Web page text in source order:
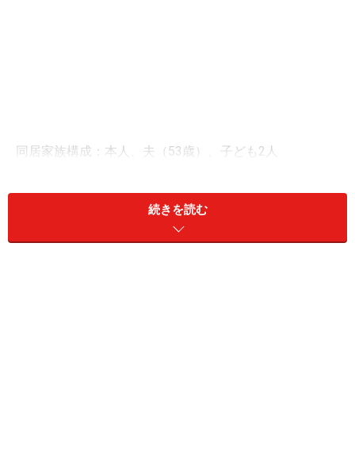
同居家族構成：本人、夫（53歳）、子ども2人
職種：公務員・自治体勤務
雇用形態：公務員（正規職員）
続きを読む